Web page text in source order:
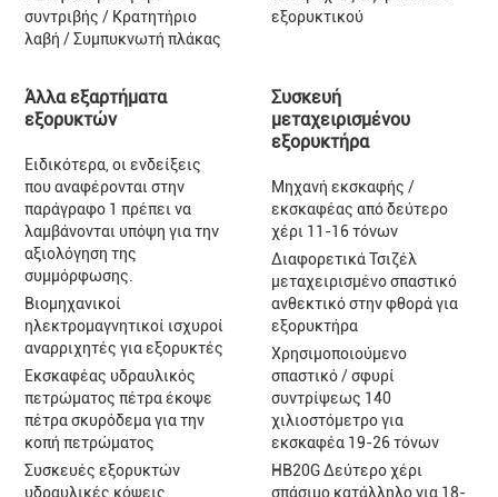
συντριβής / Κρατητήριο
λαβή / Συμπυκνωτή πλάκας
εξορυκτικού
Άλλα εξαρτήματα
εξορυκτών
Ειδικότερα, οι ενδείξεις
που αναφέρονται στην
παράγραφο 1 πρέπει να
λαμβάνονται υπόψη για την
αξιολόγηση της
συμμόρφωσης.
Βιομηχανικοί
ηλεκτρομαγνητικοί ισχυροί
αναρριχητές για εξορυκτές
Εκσκαφέας υδραυλικός
πετρώματος πέτρα έκοψε
πέτρα σκυρόδεμα για την
κοπή πετρώματος
Συσκευές εξορυκτών
υδραυλικές κόψεις
Συσκευή
μεταχειρισμένου
εξορυκτήρα
Μηχανή εκσκαφής /
εκσκαφέας από δεύτερο
χέρι 11-16 τόνων
Διαφορετικά Τσιζέλ
μεταχειρισμένο σπαστικό
ανθεκτικό στην φθορά για
εξορυκτήρα
Χρησιμοποιούμενο
σπαστικό / σφυρί
συντρίψεως 140
χιλιοστόμετρο για
εκσκαφέα 19-26 τόνων
HB20G Δεύτερο χέρι
σπάσιμο κατάλληλο για 18-